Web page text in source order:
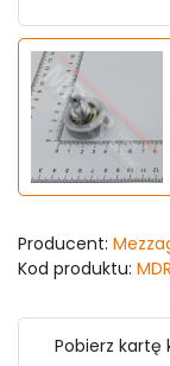
Producent:
Kod produktu:
Pobierz kartę